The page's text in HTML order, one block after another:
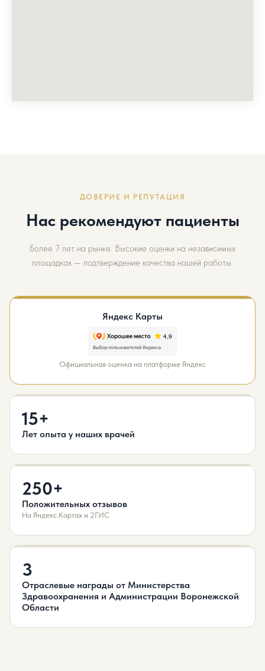
ДОВЕРИЕ И РЕПУТАЦИЯ
Нас рекомендуют пациенты
Более 7 лет на рынке. Высокие оценки на независимых
площадках — подтверждение качества нашей работы.
Яндекс Карты
Официальная оценка на платформе Яндекс
15+
Лет опыта у наших врачей
250+
Положительных отзывов
На Яндекс.Картах и 2ГИС
3
Отраслевые награды от Министерства
Здравоохранения и Администрации Воронежской
Области